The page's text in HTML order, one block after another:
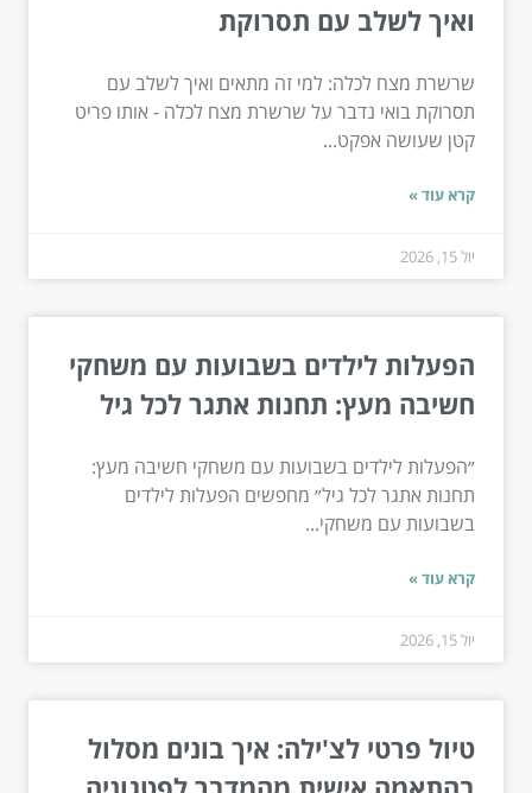
ואיך לשלב עם תסרוקת
שרשרת מצח לכלה: למי זה מתאים ואיך לשלב עם
תסרוקת בואי נדבר על שרשרת מצח לכלה - אותו פריט
קטן שעושה אפקט...
קרא עוד »
יול 15, 2026
הפעלות לילדים בשבועות עם משחקי
חשיבה מעץ: תחנות אתגר לכל גיל
״הפעלות לילדים בשבועות עם משחקי חשיבה מעץ:
תחנות אתגר לכל גיל״ מחפשים הפעלות לילדים
בשבועות עם משחקי...
קרא עוד »
יול 15, 2026
טיול פרטי לצ'ילה: איך בונים מסלול